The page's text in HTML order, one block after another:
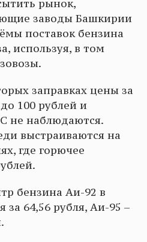
рынок,
заводы Башкирии
поставок бензина
используя, в том
заправках цены за
100 рублей и
не наблюдаются.
выстраиваются на
где горючее
бензина Аи-92 в
за 64,56 рубля, Аи-95 –